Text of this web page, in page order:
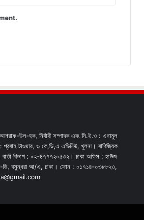
উল-হক, নির্বাহী সম্পাদক এবং সি.ই.ও : এনামুল
প্রবাহ টাওয়ার, ৩ কে,ডি,এ এভিনিউ, খুলনা। বাণিজ্যিক
বিভাগ : ০২-৪৭৭৭২০৫৩২। ঢাকা অফিস : হাউজ
বসুন্ধরা আ/এ, ঢাকা। ফোন : ০১৭১৪-০৩৮৮২৩,